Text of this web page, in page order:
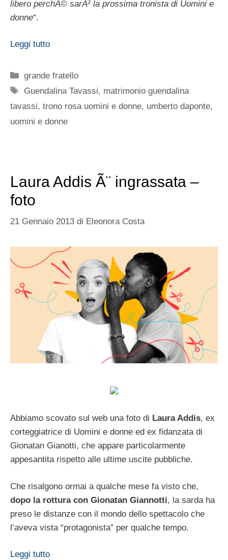
libero perchÃ© sarÃ² la prossima tronista di Uomini e
donne“.
Leggi tutto
Categorie
grande fratello
Tag
Guendalina Tavassi, matrimonio guendalina
tavassi, trono rosa uomini e donne, umberto daponte,
uomini e donne
Laura Addis Ã¨ ingrassata –
foto
21 Gennaio 2013 di Eleonora Costa
Abbiamo scovato sul web una foto di Laura Addis, ex
corteggiatrice di Uomini e donne ed ex fidanzata di
Gionatan Gianotti, che appare particolarmente
appesantita rispetto alle ultime uscite pubbliche.
Che risalgono ormai a qualche mese fa visto che,
dopo la rottura con Gionatan Giannotti, la sarda ha
preso le distanze con il mondo dello spettacolo che
l’aveva vista “protagonista” per qualche tempo.
Leggi tutto